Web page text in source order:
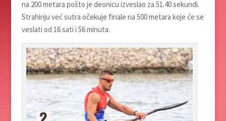
na 200 metara pošto je deonicu izveslao za 51.40 sekundi.
Strahinju već sutra očekuje finale na 500 metara koje će se
veslati od 16 sati i 56 minuta.